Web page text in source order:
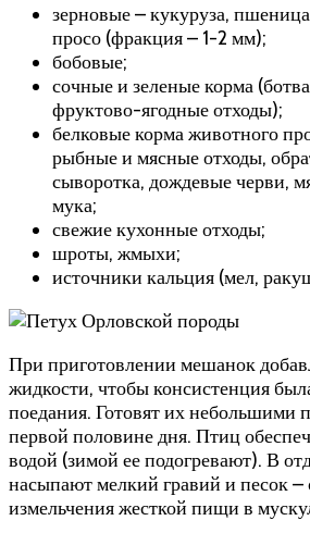
зерновые – кукуруза,
просо (фракция – 1-2 мм);
бобовые;
сочные и зеленые корма
фруктово-ягодные отходы);
белковые корма животного
рыбные и мясные отходы,
сыворотка, дождевые черви,
мука;
свежие кухонные отходы;
шроты, жмыхи;
источники кальция (мел,
При приготовлении мешанок
жидкости, чтобы консистенция
поедания. Готовят их небольшими
первой половине дня. Птиц
водой (зимой ее подогревают). В
насыпают мелкий гравий и песок
измельчения жесткой пищи в